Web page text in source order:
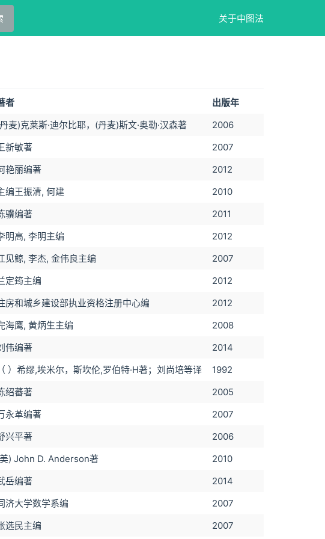
关于中图法
者
出版年
麦)克莱斯·迪尔比耶，(丹麦)斯文·奥勒·汉森著
2006
新敏著
2007
艳丽编著
2012
编王振清, 何建
2010
骥编著
2011
明高, 李明主编
2012
见鲸, 李杰, 金伟良主编
2007
定筠主编
2012
房和城乡建设部执业资格注册中心编
2012
海鹰, 黄炳生主编
2008
伟编著
2014
（ ）希缪,埃米尔，斯坎伦,罗伯特·H著；刘尚培等译
1992
绍蕃著
2005
永革编著
2007
兴平著
2006
) John D. Anderson著
2010
岳编著
2014
济大学数学系编
2007
选民主编 2007